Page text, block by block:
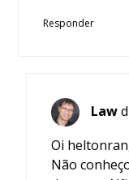
Responder
Law
Oi
Não